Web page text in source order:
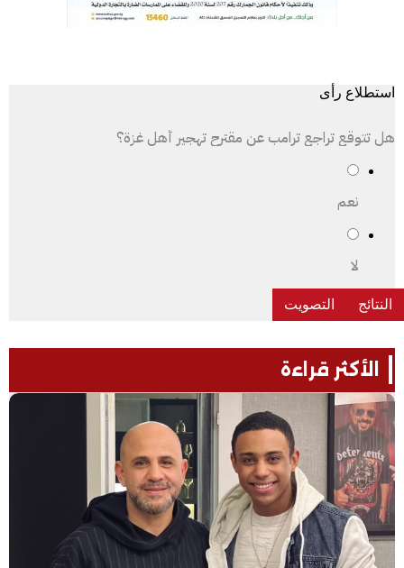
استطلاع رأى
هل تتوقع تراجع ترامب عن مقترح تهجير أهل غزة؟
نعم
لا
الأكثر قراءة